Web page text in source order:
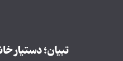
تبیان؛ دستیار